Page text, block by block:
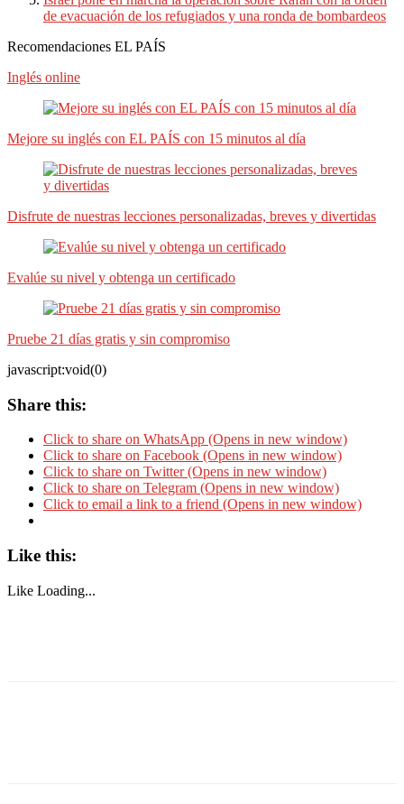
de evacuación de los refugiados y una ronda de bombardeos
Recomendaciones EL PAÍS
Inglés online
Mejore su inglés con EL PAÍS con 15 minutos al día
Disfrute de nuestras lecciones personalizadas, breves y divertidas
Evalúe su nivel y obtenga un certificado
Pruebe 21 días gratis y sin compromiso
javascript:void(0)
Share this:
Click to share on WhatsApp (Opens in new window)
Click to share on Facebook (Opens in new window)
Click to share on Twitter (Opens in new window)
Click to share on Telegram (Opens in new window)
Click to email a link to a friend (Opens in new window)
Like this:
Like Loading...